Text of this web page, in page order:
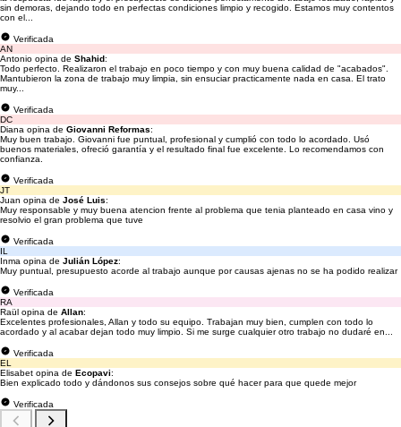
sin demoras, dejando todo en perfectas condiciones limpio y recogido. Estamos muy contentos
con el...
Verificada
AN
Antonio opina de Shahid:
Todo perfecto. Realizaron el trabajo en poco tiempo y con muy buena calidad de "acabados".
Mantubieron la zona de trabajo muy limpia, sin ensuciar practicamente nada en casa. El trato
muy...
Verificada
DC
Diana opina de Giovanni Reformas:
Muy buen trabajo. Giovanni fue puntual, profesional y cumplió con todo lo acordado. Usó
buenos materiales, ofreció garantía y el resultado final fue excelente. Lo recomendamos con
confianza.
Verificada
JT
Juan opina de José Luis:
Muy responsable y muy buena atencion frente al problema que tenia planteado en casa vino y
resolvio el gran problema que tuve
Verificada
IL
Inma opina de Julián López:
Muy puntual, presupuesto acorde al trabajo aunque por causas ajenas no se ha podido realizar
Verificada
RA
Raül opina de Allan:
Excelentes profesionales, Allan y todo su equipo. Trabajan muy bien, cumplen con todo lo
acordado y al acabar dejan todo muy limpio. Si me surge cualquier otro trabajo no dudaré en...
Verificada
EL
Elisabet opina de Ecopavi:
Bien explicado todo y dándonos sus consejos sobre qué hacer para que quede mejor
Verificada